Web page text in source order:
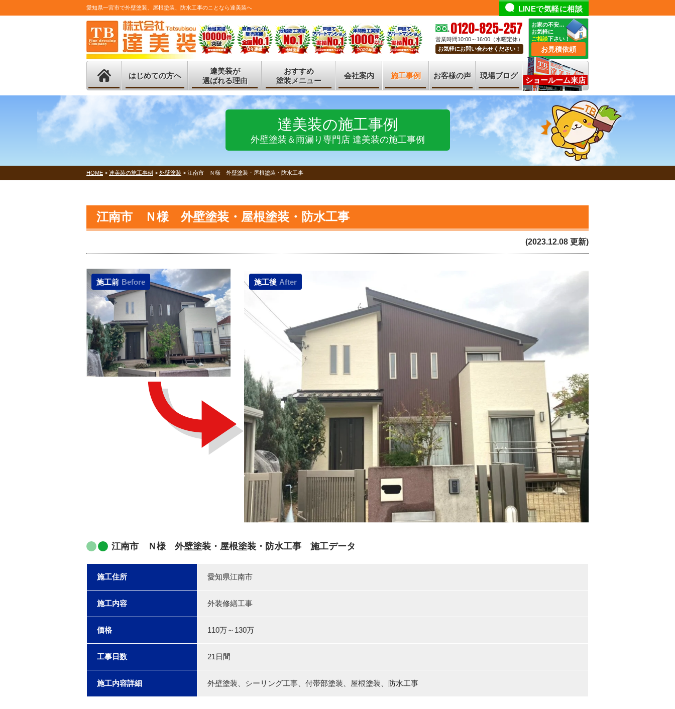
愛知県一宮市で外壁塗装、屋根塗装、防水工事のことなら達美装へ LINEで気軽に相談
0120-825-257
営業時間10:00～16:00（水曜定休）
お気軽にお問い合わせください！
お家の不安…
お気軽に
ご相談下さい！
お見積依頼
はじめての方へ
達美装が
選ばれる理由
おすすめ
塗装メニュー
会社案内 施工事例 お客様の声 現場ブログ
ショールーム来店
達美装の施工事例
外壁塗装＆雨漏り専門店 達美装の施工事例
HOME > 達美装の施工事例 > 外壁塗装 > 江南市 Ｎ様 外壁塗装・屋根塗装・防水工事
江南市 Ｎ様 外壁塗装・屋根塗装・防水工事
(2023.12.08 更新)
施工後 After
施工前 Before
江南市 Ｎ様 外壁塗装・屋根塗装・防水工事 施工データ
施工住所 愛知県江南市
施工内容 外装修繕工事
価格 110万～130万
工事日数 21日間
施工内容詳細 外壁塗装、シーリング工事、付帯部塗装、屋根塗装、防水工事